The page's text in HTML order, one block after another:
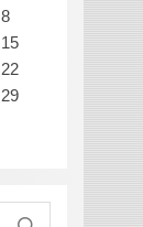
8
15
22
29